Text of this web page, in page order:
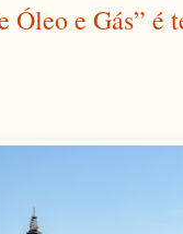
Óleo e Gás” é